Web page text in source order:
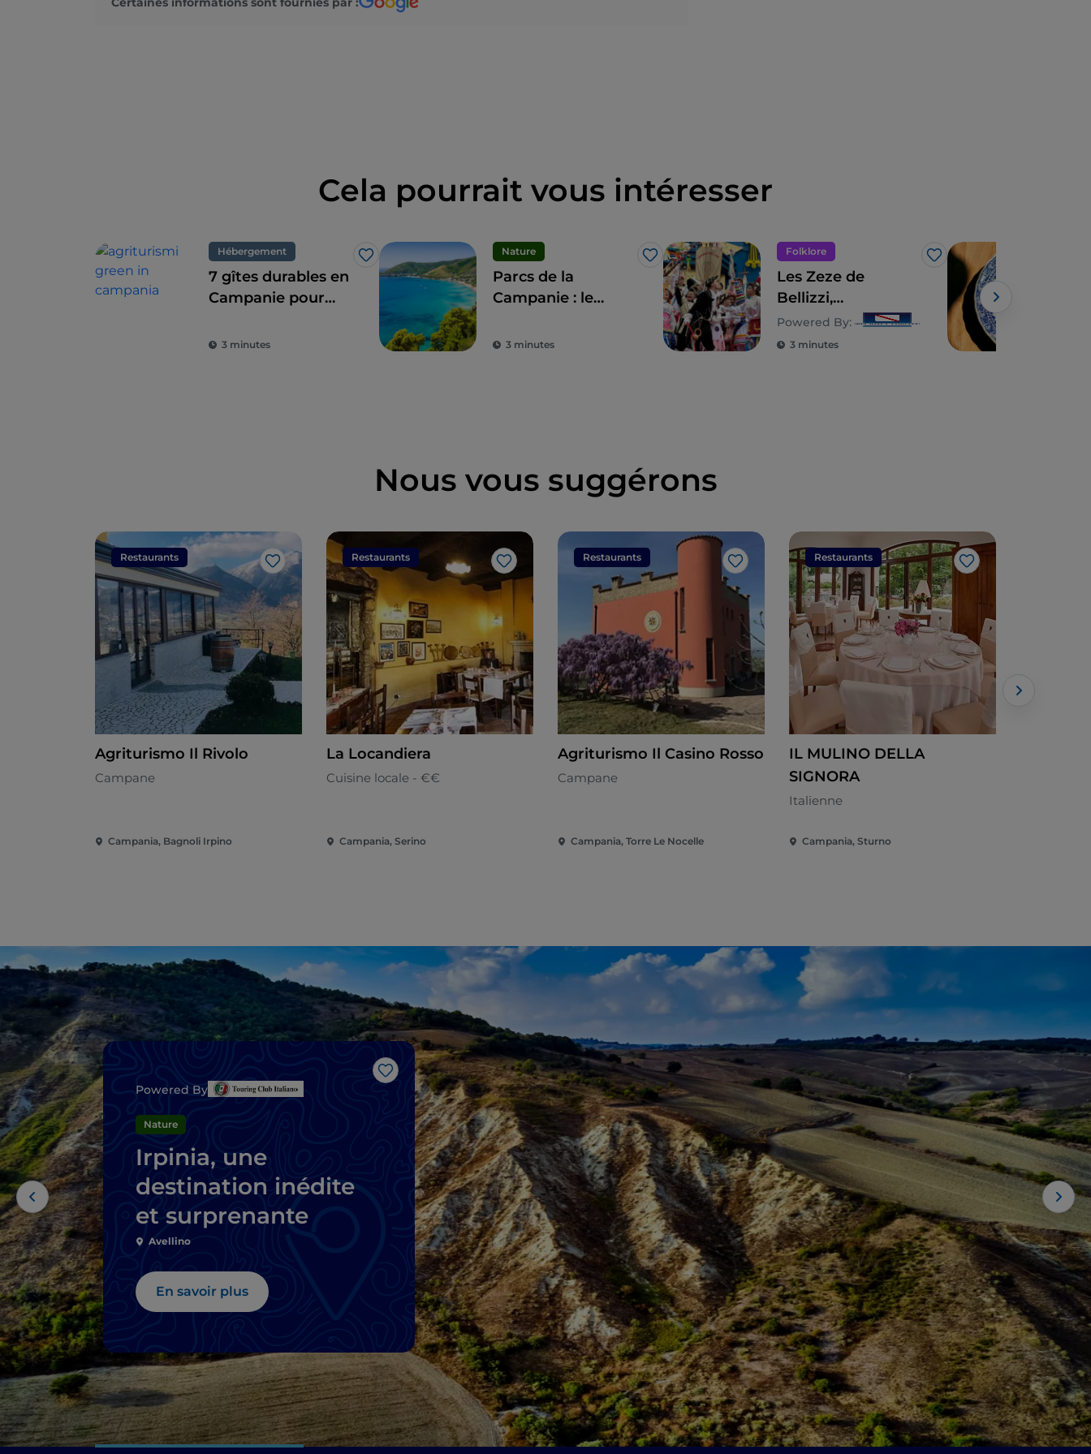
Cela pourrait vous intéresser
Hébergement
J’aime
7 gîtes durables en
Campanie pour
parfaite de l'éco-
3 minutes
Nature
J’aime
Parcs de la
Campanie : le
dans les zones
3 minutes
Folklore
J’aime
Les Zeze de
Bellizzi,
Montemiletto,
Cesinali et
Powered By:
3 minutes
Nous vous suggérons
Restaurants
J’aime
Agriturismo Il Rivolo
Campane
Campania, Bagnoli Irpino
Restaurants
J’aime
La Locandiera
Cuisine locale - €€
Campania, Serino
Restaurants
J’aime
Agriturismo Il Casino Rosso
Campane
Campania, Torre Le Nocelle
Restaurants
J’aime
IL MULINO DELLA
SIGNORA
Italienne
Campania, Sturno
J’aime
Powered By
Nature
Irpinia, une
destination inédite
et surprenante
Avellino
En savoir plus